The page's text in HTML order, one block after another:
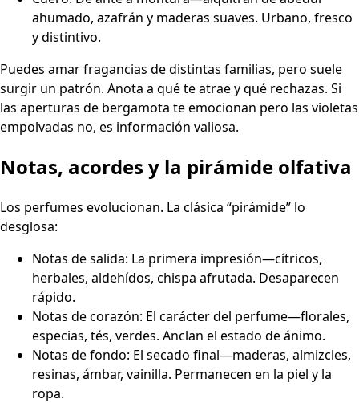
ahumado, azafrán y maderas suaves. Urbano, fresco
y distintivo.
Puedes amar fragancias de distintas familias, pero suele
surgir un patrón. Anota a qué te atrae y qué rechazas. Si
las aperturas de bergamota te emocionan pero las violetas
empolvadas no, es información valiosa.
Notas, acordes y la pirámide olfativa
Los perfumes evolucionan. La clásica “pirámide” lo
desglosa:
Notas de salida: La primera impresión—cítricos,
herbales, aldehídos, chispa afrutada. Desaparecen
rápido.
Notas de corazón: El carácter del perfume—florales,
especias, tés, verdes. Anclan el estado de ánimo.
Notas de fondo: El secado final—maderas, almizcles,
resinas, ámbar, vainilla. Permanecen en la piel y la
ropa.